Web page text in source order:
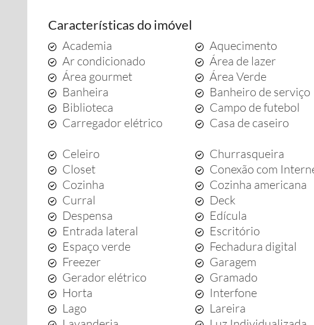
Características do imóvel
Academia Aquecimento
Ar condicionado
Área de lazer
Área gourmet
Área Verde
Banheira
Banheiro de serviço
Biblioteca
Campo de futebol
Carregador elétrico
Casa de caseiro
Celeiro Churrasqueira
Closet
Conexão com
Cozinha
Cozinha americana
Curral
Deck
Despensa
Edícula
Entrada lateral
Escritório
Espaço verde
Fechadura digital
Freezer
Garagem
Gerador elétrico
Gramado
Horta
Interfone
Lago
Lareira